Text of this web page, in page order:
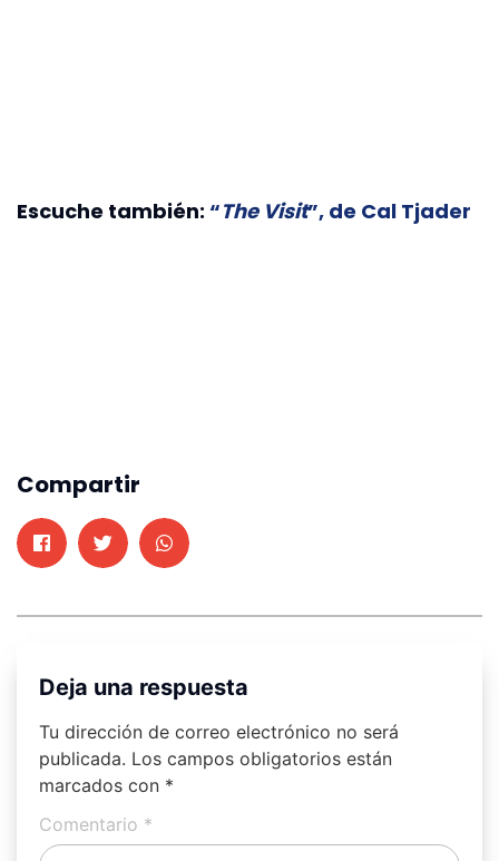
Escuche también: “The Visit”, de Cal Tjader
Compartir
Deja una respuesta
Tu dirección de correo electrónico no será
publicada. Los campos obligatorios están
marcados con *
Comentario *